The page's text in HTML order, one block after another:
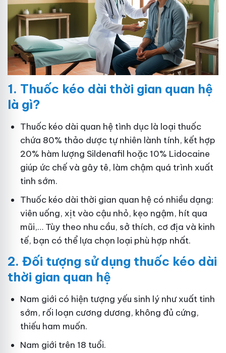
1. Thuốc kéo dài thời gian quan hệ
là gì?
Thuốc kéo dài quan hệ tình dục là loại thuốc
chứa 80% thảo dược tự nhiên lành tính, kết hợp
20% hàm lượng Sildenafil hoặc 10% Lidocaine
giúp ức chế và gây tê, làm chậm quá trình xuất
tinh sớm.
Thuốc kéo dài thời gian quan hệ có nhiều dạng:
viên uống, xịt vào cậu nhỏ, kẹo ngậm, hít qua
mũi,… Tùy theo nhu cầu, sở thích, cơ địa và kinh
tế, bạn có thể lựa chọn loại phù hợp nhất.
2. Đối tượng sử dụng thuốc kéo dài
thời gian quan hệ
Nam giới có hiện tượng yếu sinh lý như xuất tinh
sớm, rối loạn cương dương, không đủ cứng,
thiếu ham muốn.
Nam giới trên 18 tuổi.